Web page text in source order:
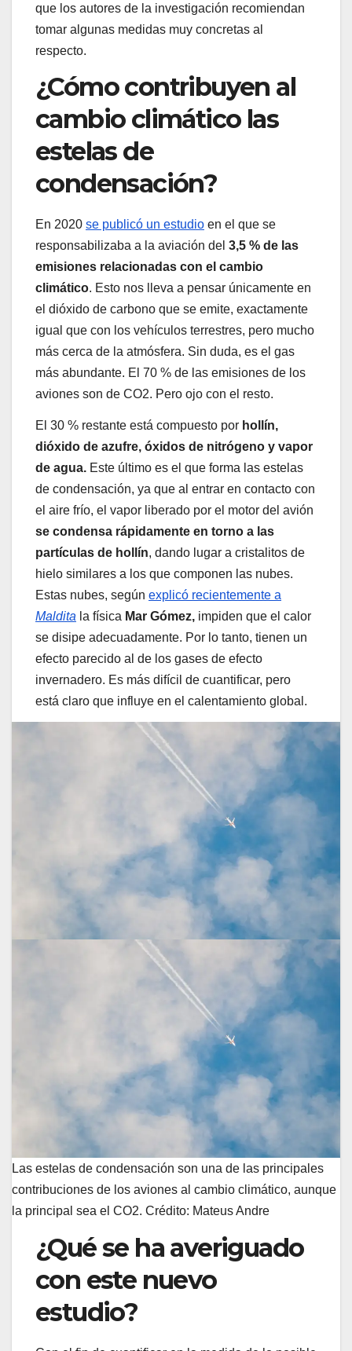
que los autores de la investigación recomiendan
tomar algunas medidas muy concretas al
respecto.
¿Cómo contribuyen al
cambio climático las
estelas de
condensación?
En 2020 se publicó un estudio en el que se
responsabilizaba a la aviación del 3,5 % de las
emisiones relacionadas con el cambio
climático. Esto nos lleva a pensar únicamente en
el dióxido de carbono que se emite, exactamente
igual que con los vehículos terrestres, pero mucho
más cerca de la atmósfera. Sin duda, es el gas
más abundante. El 70 % de las emisiones de los
aviones son de CO2. Pero ojo con el resto.
El 30 % restante está compuesto por hollín,
dióxido de azufre, óxidos de nitrógeno y vapor
de agua. Este último es el que forma las estelas
de condensación, ya que al entrar en contacto con
el aire frío, el vapor liberado por el motor del avión
se condensa rápidamente en torno a las
partículas de hollín, dando lugar a cristalitos de
hielo similares a los que componen las nubes.
Estas nubes, según explicó recientemente a
Maldita la física Mar Gómez, impiden que el calor
se disipe adecuadamente. Por lo tanto, tienen un
efecto parecido al de los gases de efecto
invernadero. Es más difícil de cuantificar, pero
está claro que influye en el calentamiento global.
Las estelas de condensación son una de las principales
contribuciones de los aviones al cambio climático, aunque
la principal sea el CO2. Crédito: Mateus Andre
¿Qué se ha averiguado
con este nuevo
estudio?